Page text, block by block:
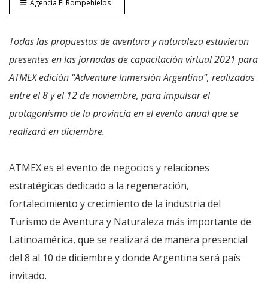
Agencia El Rompehielos
Todas las propuestas de aventura y naturaleza estuvieron
presentes en las jornadas de capacitación virtual 2021 para
ATMEX edición “Adventure Inmersión Argentina”, realizadas
entre el 8 y el 12 de noviembre, para impulsar el
protagonismo de la provincia en el evento anual que se
realizará en diciembre.
ATMEX es el evento de negocios y relaciones
estratégicas dedicado a la regeneración,
fortalecimiento y crecimiento de la industria del
Turismo de Aventura y Naturaleza más importante de
Latinoamérica, que se realizará de manera presencial
del 8 al 10 de diciembre y donde Argentina será país
invitado.